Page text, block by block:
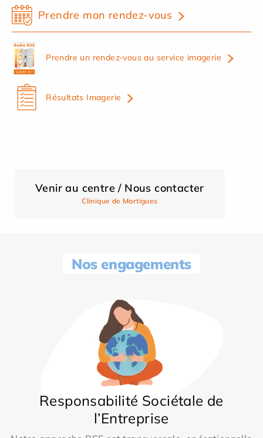
Prendre mon rendez-vous
Prendre un rendez-vous au service imagerie
Résultats Imagerie
Venir au centre / Nous contacter
Clinique de Martigues
Nos engagements
Responsabilité Sociétale de
l’Entreprise